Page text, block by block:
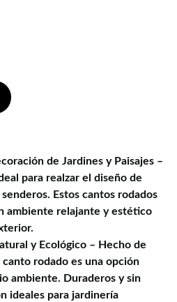
de Jardines y Paisajes –
para realzar el diseño de
Estos cantos rodados
ambiente relajante y estético
y Ecológico – Hecho de
rodado es una opción
ambiente. Duraderos y sin
ideales para jardinería